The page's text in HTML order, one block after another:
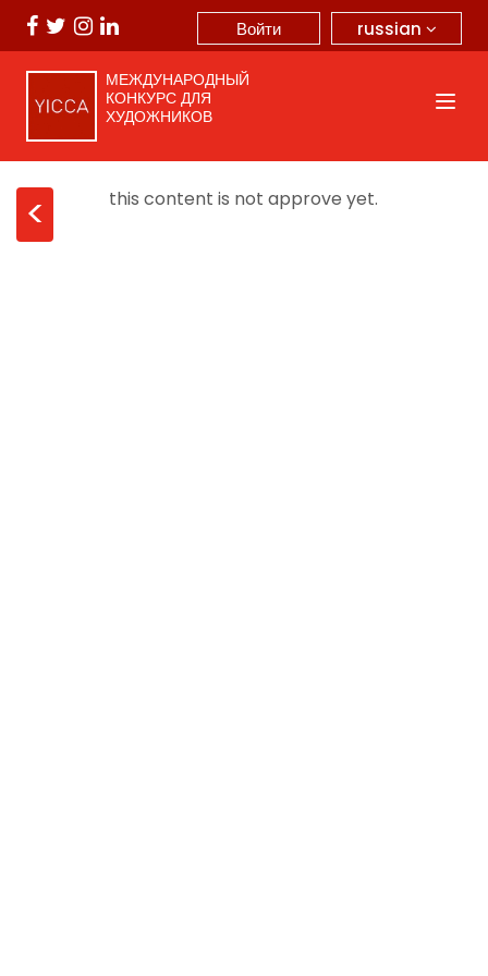
russian
Войти
МЕЖДУНАРОДНЫЙ
КОНКУРС ДЛЯ
ХУДОЖНИКОВ
< this content is not approve yet.